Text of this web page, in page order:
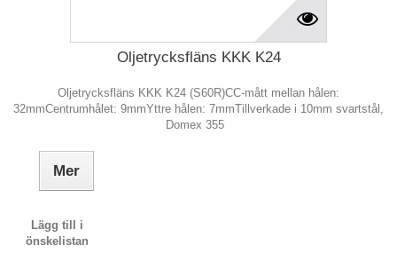
Oljetrycksfläns KKK K24
Oljetrycksfläns KKK K24 (S60R)CC-mått mellan hålen:
32mmCentrumhålet: 9mmYttre hålen: 7mmTillverkade i 10mm svartstål,
Domex 355
Mer
Lägg till i
önskelistan